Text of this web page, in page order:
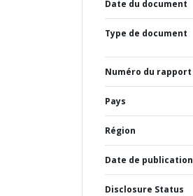
Date du document
Type de document
Numéro du rapport
Pays
Région
Date de publication
Disclosure Status